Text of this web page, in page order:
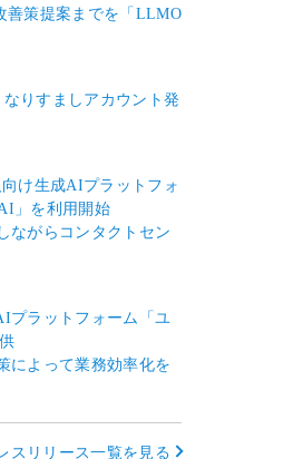
善策提案までを「LLMO
りすましアカウント発
け生成AIプラットフォ
」を利用開始
ながらコンタクトセン
プラットフォーム「ユ
によって業務効率化を
スリリース一覧を見る